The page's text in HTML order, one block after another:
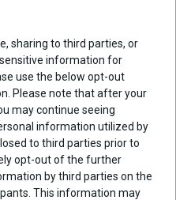
sharing to third parties, or
information for
use the below opt-out
Please note that after your
may continue seeing
information utilized by
to third parties prior to
opt-out of the further
by third parties on the
This information may
Yπέρ της Ελλάδας ο Ομπάμα
επέστρεψαν